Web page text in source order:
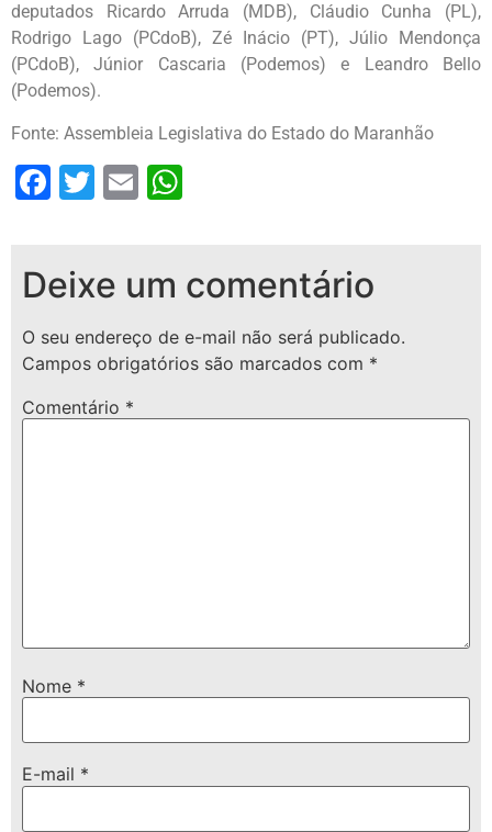
deputados Ricardo Arruda (MDB), Cláudio Cunha (PL),
Rodrigo Lago (PCdoB), Zé Inácio (PT), Júlio Mendonça
(PCdoB), Júnior Cascaria (Podemos) e Leandro Bello
(Podemos).
Fonte: Assembleia Legislativa do Estado do Maranhão
Facebook
Twitter
Email
Deixe um comentário
O seu endereço de e-mail não será publicado.
Campos obrigatórios são marcados com *
Comentário *
Nome *
E-mail *